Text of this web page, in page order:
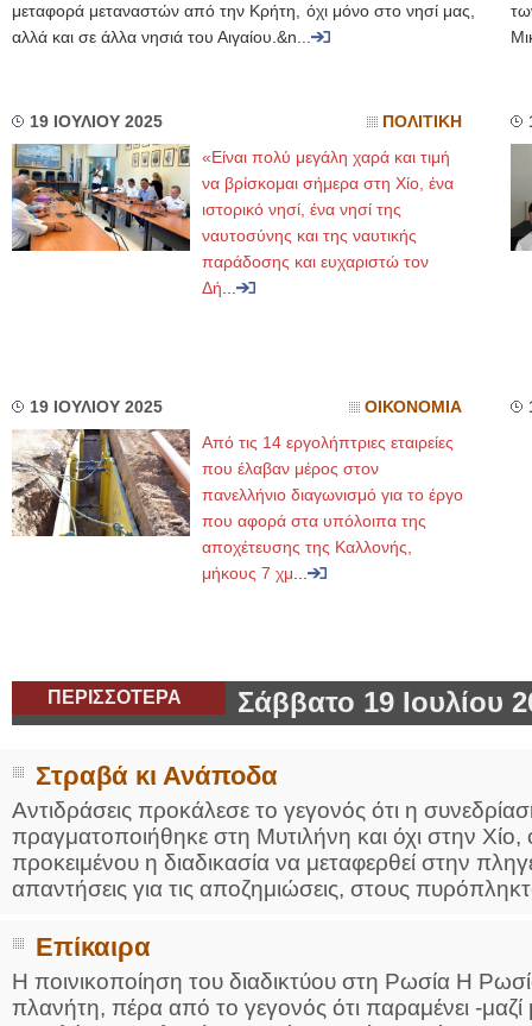
μεταφορά μεταναστών από την Κρήτη, όχι μόνο στο νησί μας,
αλλά και σε άλλα νησιά του Αιγαίου.&n...
19 ΙΟΥΛΙΟΥ 2025 ΠΟΛΙΤΙΚΗ
«Είναι πολύ μεγάλη χαρά και τιμή
να βρίσκομαι σήμερα στη Χίο, ένα
ιστορικό νησί, ένα νησί της
ναυτοσύνης και της ναυτικής
παράδοσης και ευχαριστώ τον
Δή
19 ΙΟΥΛΙΟΥ 2025 ΟΙΚΟΝΟΜΙΑ
Από τις 14 εργολήπτριες εταιρείες
που έλαβαν μέρος στον
πανελλήνιο διαγωνισμό για το έργο
που αφορά στα υπόλοιπα της
αποχέτευσης της Καλλονής,
μήκους 7 χμ
ΠΕΡΙΣΣΟΤΕΡΑ Σάββατο 19 Ιουλίου
Στραβά κι Ανάποδα
Αντιδράσεις προκάλεσε το γεγονός ότι η
πραγματοποιήθηκε στη Μυτιλήνη και όχι στην Χίο,
προκειμένου η διαδικασία να μεταφερθεί στην
απαντήσεις για τις αποζημιώσεις, στους
Επίκαιρα
Η ποινικοποίηση του διαδικτύου στη Ρωσία Η
πλανήτη, πέρα από το γεγονός ότι παραμένει -